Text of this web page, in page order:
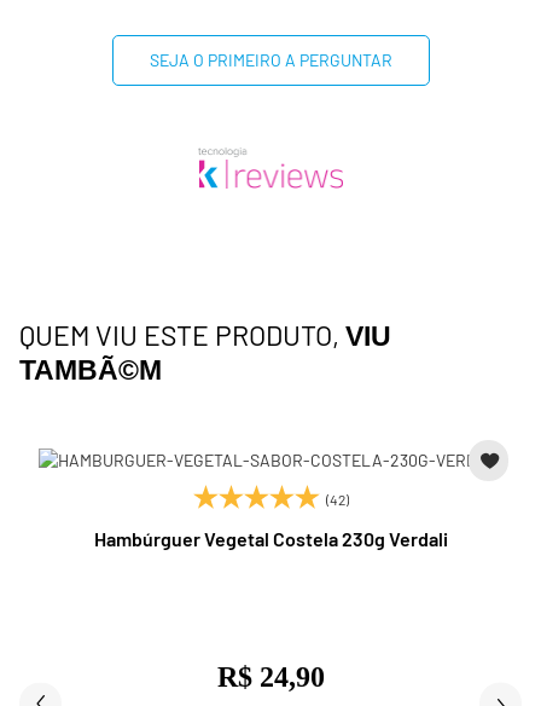
SEJA O PRIMEIRO A PERGUNTAR
QUEM VIU ESTE PRODUTO, VIU
TAMBÃ©M
(42)
Hambúrguer Vegetal Costela 230g Verdali
R$ 24,90